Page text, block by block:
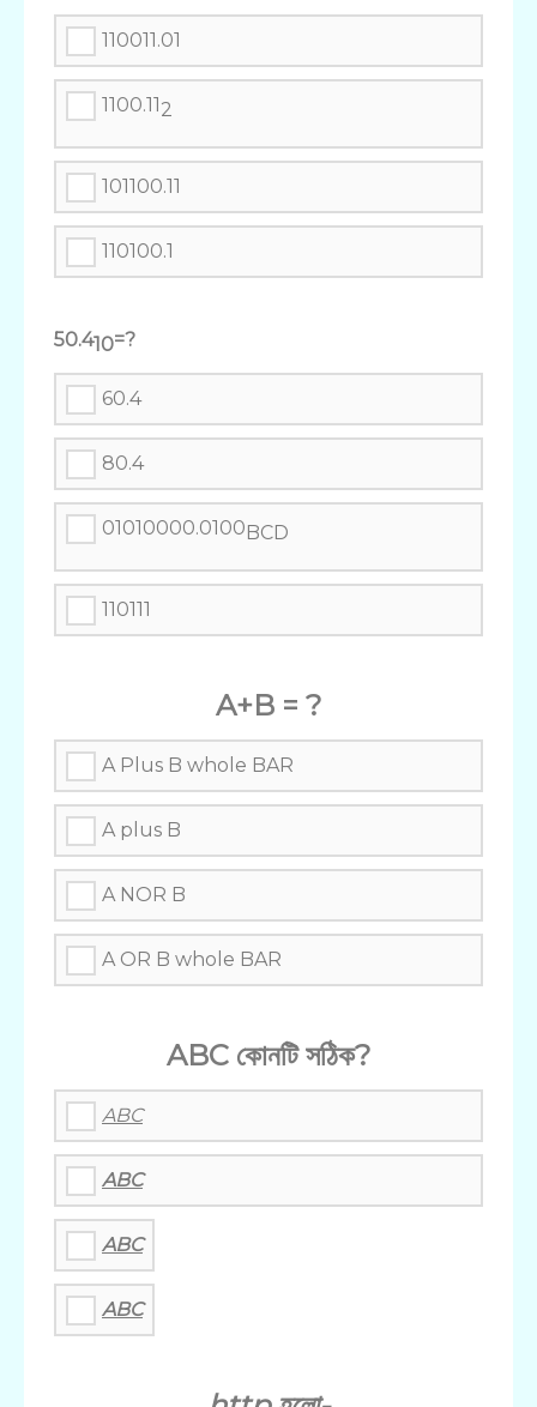
110011.01
1100.112
101100.11
110100.1
50.410=?
60.4
80.4
01010000.0100BCD
110111
A+B = ?
A Plus B whole BAR
A plus B
A NOR B
A OR B whole BAR
ABC কোনটি সঠিক?
ABC
ABC
ABC
ABC